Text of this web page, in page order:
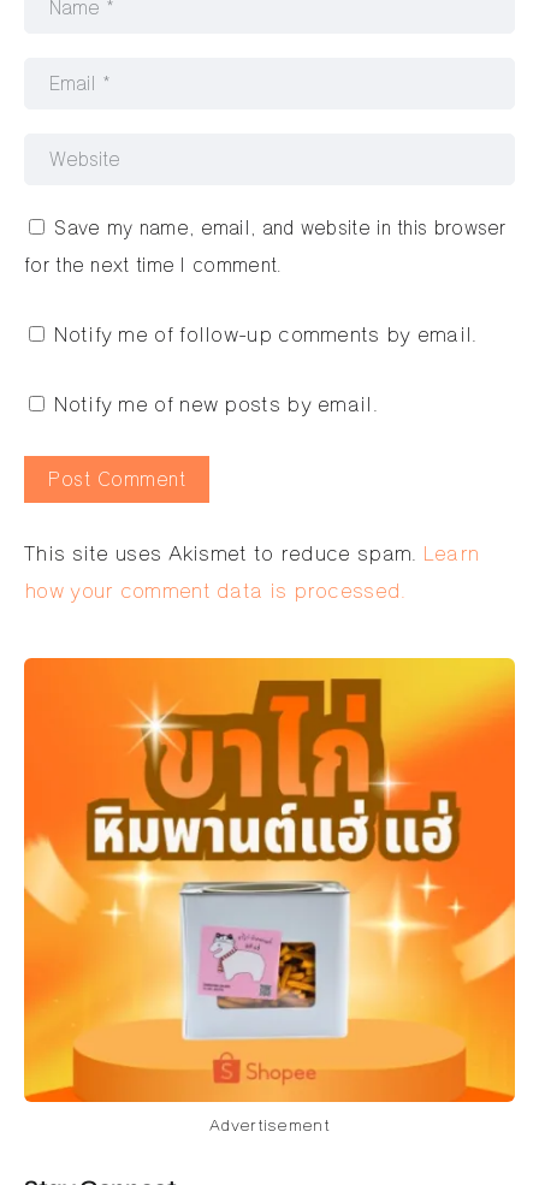
Save my name, email, and website in this browser
for the next time I comment.
Notify me of follow-up comments by email.
Notify me of new posts by email.
Alternative:
This site uses Akismet to reduce spam. Learn
how your comment data is processed.
Advertisement